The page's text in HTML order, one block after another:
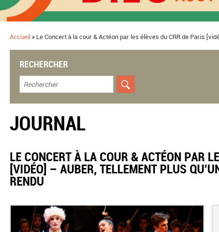
Accueil » Le Concert à la cour & Actéon par les élèves du CRR de Paris
RECHERCHER
JOURNAL
LE CONCERT À LA COUR & ACTÉON PAR
[VIDÉO] – AUBER, TELLEMENT PLUS
RENDU